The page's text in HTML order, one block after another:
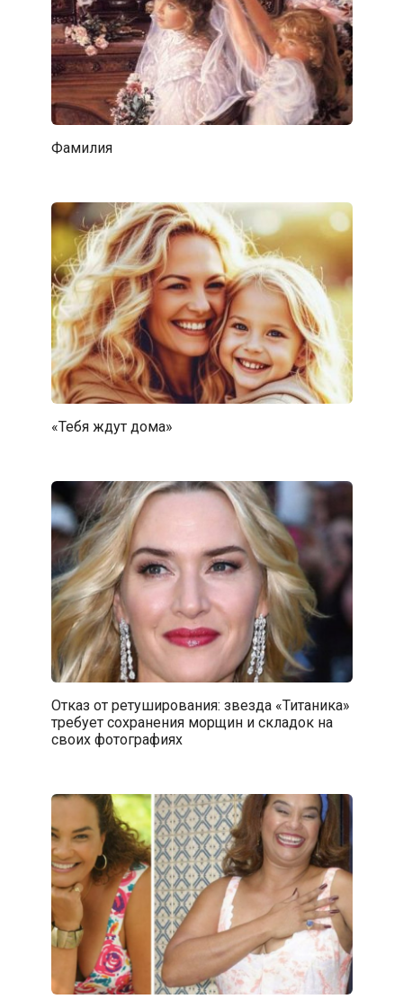
Фамилия
«Тебя ждут дома»
Отказ от ретуширования: звезда «Титаника»
требует сохранения морщин и складок на
своих фотографиях